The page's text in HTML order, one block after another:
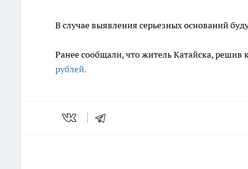
В случае выявления серьезных оснований
Ранее сообщали, что житель Катайска, решив
рублей.